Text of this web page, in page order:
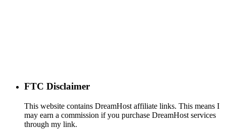
FTC Disclaimer
This website contains DreamHost affiliate links. This means I
may earn a commission if you purchase DreamHost services
through my link.